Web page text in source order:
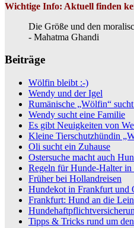
Wichtige Info: Aktuell finden
Die Größe und den
- Mahatma Ghandi
Beiträge
Wölfin bleibt :-)
Wendy und der Igel
Rumänische „Wölfin“
Wendy sucht eine Familie
Es gibt Neuigkeiten von
Kleine Tierschutzhündin
Oli sucht ein Zuhause
Ostersuche macht auch
Regeln für Hunde-Halter in
Früher bei Hollandreisen
Hundekot in Frankfurt und
Frankfurt: Hund an die
Tipps & Tricks rund um